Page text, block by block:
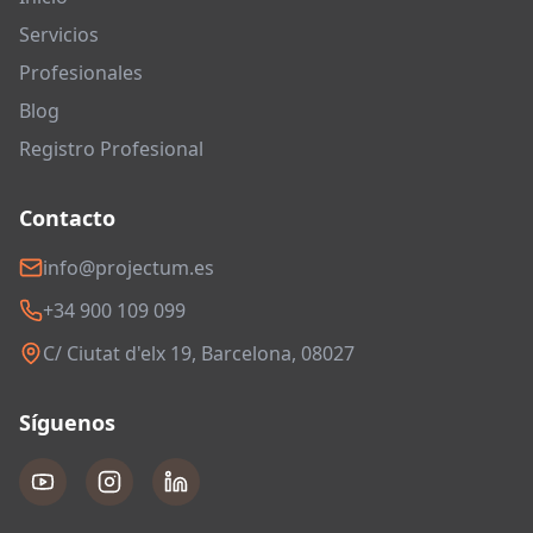
Servicios
Profesionales
Blog
Registro Profesional
Contacto
info@projectum.es
+34 900 109 099
C/ Ciutat d'elx 19, Barcelona, 08027
Síguenos